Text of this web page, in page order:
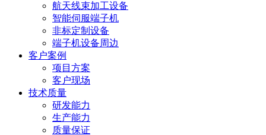
航天线束加工设备
智能伺服端子机
非标定制设备
端子机设备周边
客户案例
项目方案
客户现场
技术质量
研发能力
生产能力
质量保证